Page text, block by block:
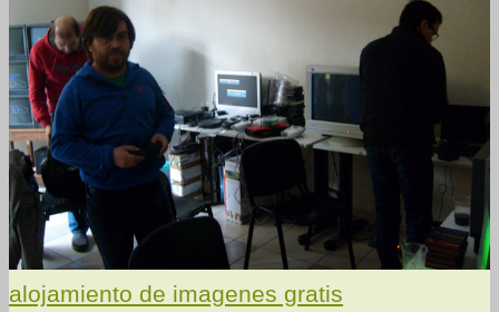
alojamiento de imagenes gratis